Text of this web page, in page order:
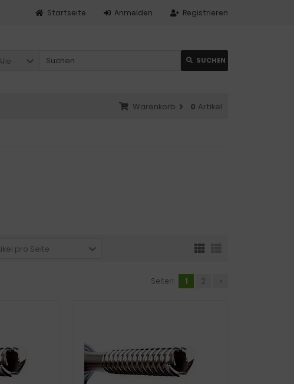
Registrieren
Anmelden
Startseite
SUCHEN
Warenkorb 0 Artikel
pro Seite
Seiten: 1 2 »